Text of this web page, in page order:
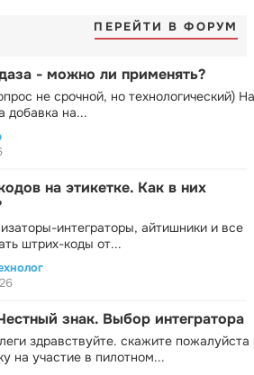
ПЕРЕЙТИ В ФОРУМ
- можно ли применять?
не срочной, но технологический) На
добавка на...
на этикетке. Как в них
интеграторы, айтишники и все
штрих-коды от...
знак. Выбор интегратора
здравствуйте. скажите пожалуйста
на участие в пилотном...